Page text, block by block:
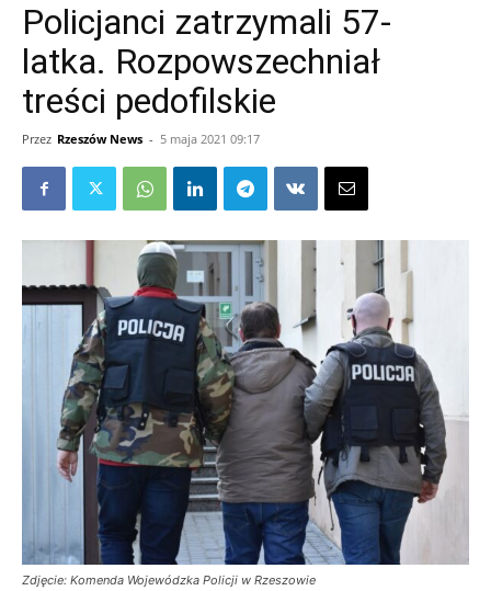
Policjanci zatrzymali 57-
latka. Rozpowszechniał
treści pedofilskie
Przez Rzeszów News - 5 maja 2021 09:17
Zdjęcie: Komenda Wojewódzka Policji w Rzeszowie